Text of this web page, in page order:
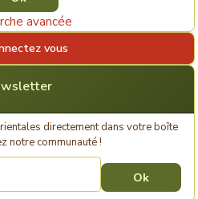
avancée
vous
directement dans votre boîte
notre communauté !